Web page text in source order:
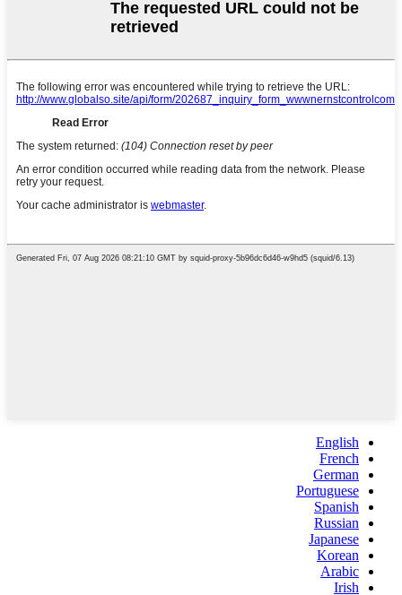
English
French
German
Portuguese
Spanish
Russian
Japanese
Korean
Arabic
Irish